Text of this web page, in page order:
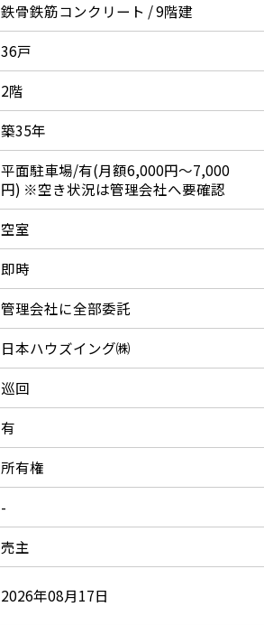
鉄骨鉄筋コンクリート / 9階建
36戸
2階
築35年
平面駐車場/有(月額6,000円～7,000
円) ※空き状況は管理会社へ要確認
空室
即時
管理会社に全部委託
日本ハウズイング㈱
巡回
有
所有権
-
売主
2026年08月17日